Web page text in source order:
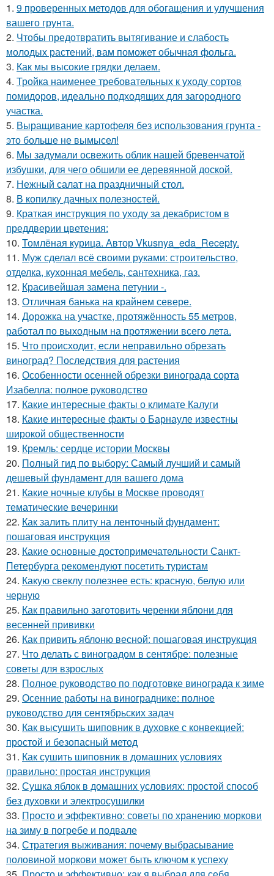
1. 9 проверенных методов для обогащения и улучшения
вашего грунта.
2. Чтобы предотвратить вытягивание и слабость
молодых растений, вам поможет обычная фольга.
3. Как мы высокие грядки делаем.
4. Тройка наименее требовательных к уходу сортов
помидоров, идеально подходящих для загородного
участка.
5. Выращивание картофеля без использования грунта -
это больше не вымысел!
6. Мы задумали освежить облик нашей бревенчатой
избушки, для чего обшили ее деревянной доской.
7. Нежный салат на праздничный стол.
8. В копилку дачных полезностей.
9. Краткая инструкция по уходу за декабристом в
преддверии цветения:
10. Томлёная курица. Автор Vkusnya_eda_Recepty.
11. Муж сделал всё своими руками: строительство,
отделка, кухонная мебель, сантехника, газ.
12. Красивейшая замена петунии -.
13. Отличная банька на крайнем севере.
14. Дорожка на участке, протяжённость 55 метров,
работал по выходным на протяжении всего лета.
15. Что происходит, если неправильно обрезать
виноград? Последствия для растения
16. Особенности осенней обрезки винограда сорта
Изабелла: полное руководство
17. Какие интересные факты о климате Калуги
18. Какие интересные факты о Барнауле известны
широкой общественности
19. Кремль: сердце истории Москвы
20. Полный гид по выбору: Самый лучший и самый
дешевый фундамент для вашего дома
21. Какие ночные клубы в Москве проводят
тематические вечеринки
22. Как залить плиту на ленточный фундамент:
пошаговая инструкция
23. Какие основные достопримечательности Санкт-
Петербурга рекомендуют посетить туристам
24. Какую свеклу полезнее есть: красную, белую или
черную
25. Как правильно заготовить черенки яблони для
весенней прививки
26. Как привить яблоню весной: пошаговая инструкция
27. Что делать с виноградом в сентябре: полезные
советы для взрослых
28. Полное руководство по подготовке винограда к зиме
29. Осенние работы на винограднике: полное
руководство для сентябрьских задач
30. Как высушить шиповник в духовке с конвекцией:
простой и безопасный метод
31. Как сушить шиповник в домашних условиях
правильно: простая инструкция
32. Сушка яблок в домашних условиях: простой способ
без духовки и электросушилки
33. Просто и эффективно: советы по хранению моркови
на зиму в погребе и подвале
34. Стратегия выживания: почему выбрасывание
половиной моркови может быть ключом к успеху